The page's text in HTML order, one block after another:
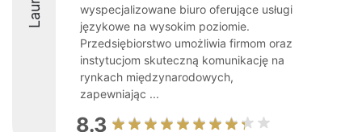
wyspecjalizowane biuro oferujące usługi
językowe na wysokim poziomie.
Przedsiębiorstwo umożliwia firmom oraz
instytucjom skuteczną komunikację na
rynkach międzynarodowych,
zapewniając ...
8.3